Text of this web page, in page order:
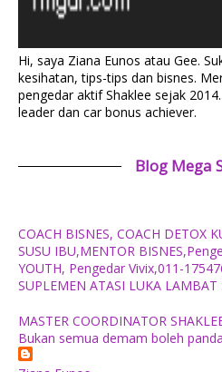
Hi, saya Ziana Eunos atau Gee.
kesihatan, tips-tips dan bisnes.
pengedar aktif Shaklee sejak
leader dan car bonus achiever.
Blog Mega
COACH BISNES, COACH DETOX
SUSU IBU,MENTOR
YOUTH, Pengedar Vivix,011-
SUPLEMEN ATASI LUKA LAMBAT
MASTER COORDINATOR
Bukan semua demam boleh